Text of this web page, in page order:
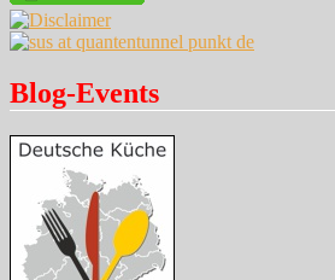
Blog-Events